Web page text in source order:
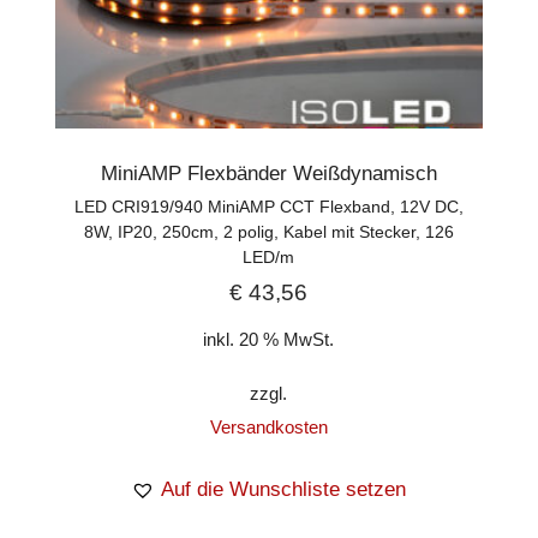
MiniAMP Flexbänder Weißdynamisch
LED CRI919/940 MiniAMP CCT Flexband, 12V DC,
8W, IP20, 250cm, 2 polig, Kabel mit Stecker, 126
LED/m
€ 43,56
inkl. 20 % MwSt.
zzgl.
Versandkosten
Auf die Wunschliste setzen